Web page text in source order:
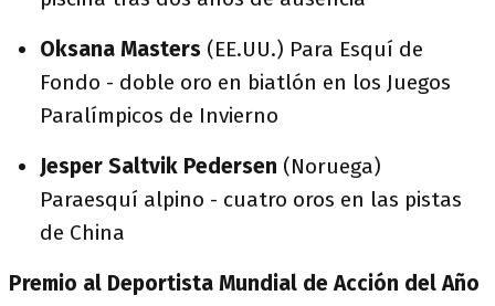
Oksana Masters (EE.UU.) Para Esquí de
Fondo - doble oro en biatlón en los Juegos
Paralímpicos de Invierno
Jesper Saltvik Pedersen (Noruega)
Paraesquí alpino - cuatro oros en las pistas
de China
Premio al Deportista Mundial de Acción del Año